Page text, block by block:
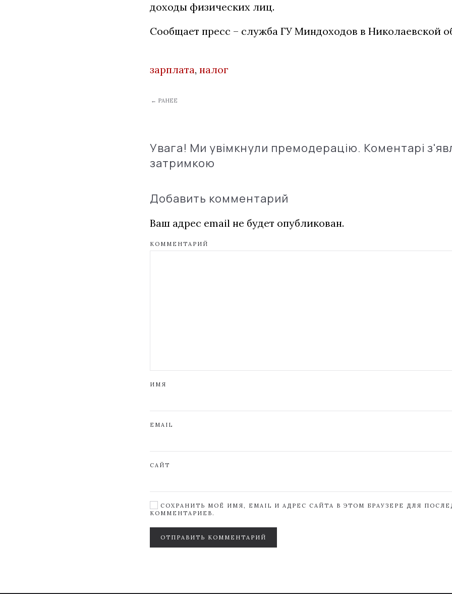
доходы физических лиц.
Сообщает пресс – служба ГУ Миндоходов в
зарплата, налог
← РАНЕЕ
Увага! Ми увімкнули премодерацію. Коментарі
затримкою
Добавить комментарий
Ваш адрес email не будет опубликован.
КОММЕНТАРИЙ
ИМЯ
EMAIL
САЙТ
СОХРАНИТЬ МОЁ ИМЯ, EMAIL И АДРЕС САЙТА В ЭТОМ БРАУЗЕРЕ ДЛЯ
КОММЕНТАРИЕВ.
ОТПРАВИТЬ КОММЕНТАРИЙ